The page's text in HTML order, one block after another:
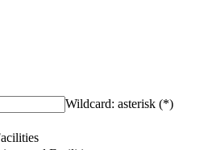
Wildcard: asterisk (*)